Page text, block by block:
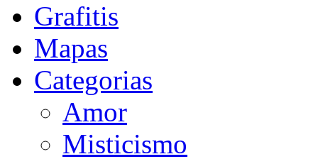
Grafitis
Mapas
Categorias
Amor
Misticismo